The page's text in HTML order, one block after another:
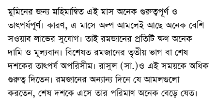
মুমিনের জন্য মহিমান্বিত এই মাস অনেক গুরুত্বপূর্ণ ও
তাৎপর্যপূর্ণ। কারণ, এ মাসে অল্প আমলেই আছে অনেক বেশি
সওয়াব লাভের সুযোগ। তাই রমজানের প্রতিটি ক্ষণ অনেক
দামি ও মূল্যবান। বিশেষত রমজানের তৃতীয় ভাগ বা শেষ
দশকের তাৎপর্য অপরিসীম। রাসুল (সা.)ও এই সময়কে অধিক
গুরুত্ব দিতেন। রমজানের অন্যান্য দিনে যে আমলগুলো
করতেন, শেষ দশকে এসে তার পরিমাণ অনেক বেড়ে যেত।